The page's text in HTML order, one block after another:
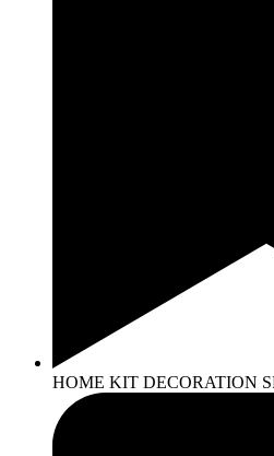
HOME KIT DECORATION